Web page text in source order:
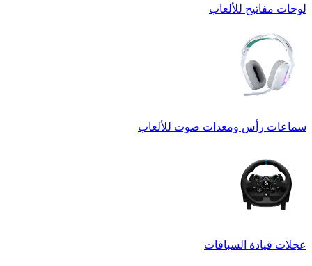
لوحات مفاتيح للألعاب
سماعات رأس ومعدات صوت للألعاب
عجلات قيادة السباقات